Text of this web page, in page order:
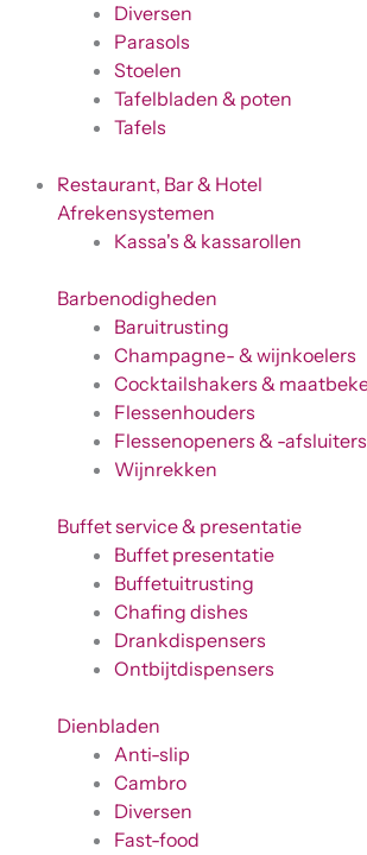
Diversen
Parasols
Stoelen
Tafelbladen & poten
Tafels
Restaurant, Bar & Hotel
Afrekensystemen
Kassa's & kassarollen
Barbenodigheden
Baruitrusting
Champagne- & wijnkoelers
Cocktailshakers &
Flessenhouders
Flessenopeners & -afsluiters
Wijnrekken
Buffet service & presentatie
Buffet presentatie
Buffetuitrusting
Chafing dishes
Drankdispensers
Ontbijtdispensers
Dienbladen
Anti-slip
Cambro
Diversen
Fast-food